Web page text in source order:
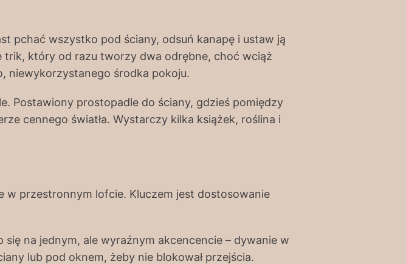
pchać wszystko pod ściany, odsuń kanapę i ustaw ją
trik, który od razu tworzy dwa odrębne, choć wciąż
niewykorzystanego środka pokoju.
Postawiony prostopadle do ściany, gdzieś pomiędzy
cennego światła. Wystarczy kilka książek, roślina i
w przestronnym lofcie. Kluczem jest dostosowanie
się na jednym, ale wyraźnym akcencencie – dywanie w
lub pod oknem, żeby nie blokował przejścia.